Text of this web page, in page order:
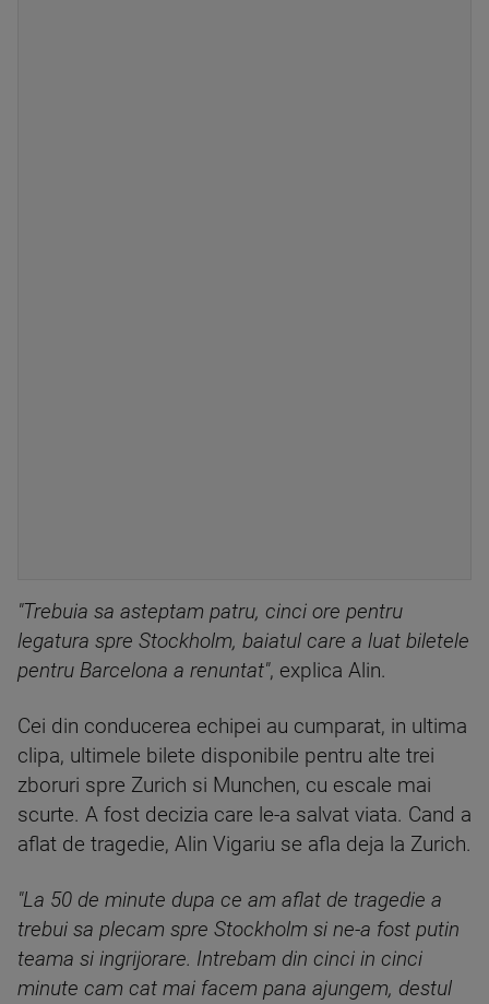
"Trebuia sa asteptam patru, cinci ore pentru
legatura spre Stockholm, baiatul care a luat biletele
pentru Barcelona a renuntat", explica Alin.
Cei din conducerea echipei au cumparat, in ultima
clipa, ultimele bilete disponibile pentru alte trei
zboruri spre Zurich si Munchen, cu escale mai
scurte. A fost decizia care le-a salvat viata. Cand a
aflat de tragedie, Alin Vigariu se afla deja la Zurich.
"La 50 de minute dupa ce am aflat de tragedie a
trebui sa plecam spre Stockholm si ne-a fost putin
teama si ingrijorare. Intrebam din cinci in cinci
minute cam cat mai facem pana ajungem, destul